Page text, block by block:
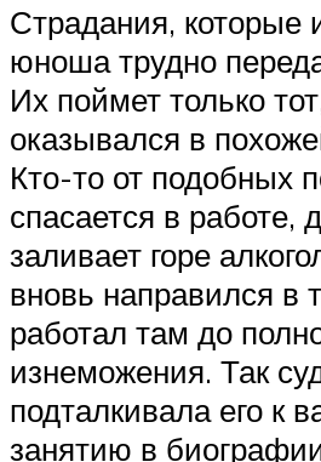
Страдания, которые
юноша трудно
Их поймет только
оказывался в
Кто-то от подобных
спасается в работе,
заливает горе
вновь направился в
работал там до
изнеможения. Так
подталкивала его к
занятию в